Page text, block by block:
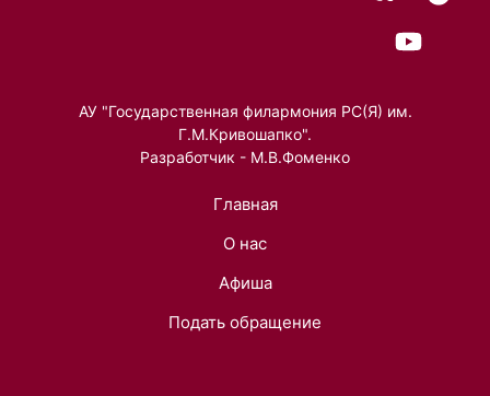
АУ "Государственная филармония РС(Я) им.
Г.М.Кривошапко".
Разработчик - М.В.Фоменко
Главная
О нас
Афиша
Подать обращение